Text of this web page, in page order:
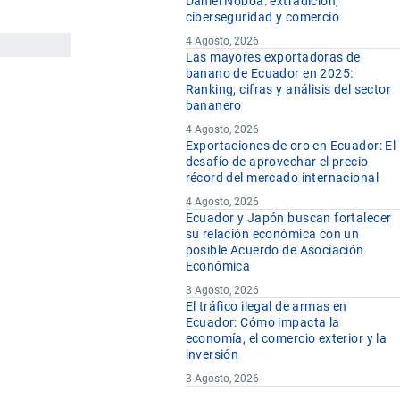
ciberseguridad y comercio
4 Agosto, 2026
Las mayores exportadoras de
banano de Ecuador en 2025:
Ranking, cifras y análisis del sector
bananero
4 Agosto, 2026
Exportaciones de oro en Ecuador: El
desafío de aprovechar el precio
récord del mercado internacional
4 Agosto, 2026
Ecuador y Japón buscan fortalecer
su relación económica con un
posible Acuerdo de Asociación
Económica
3 Agosto, 2026
El tráfico ilegal de armas en
Ecuador: Cómo impacta la
economía, el comercio exterior y la
inversión
3 Agosto, 2026